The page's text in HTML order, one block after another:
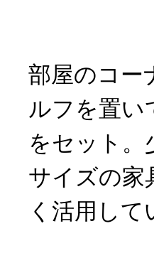
部屋のコー
ルフを置い
をセット。
サイズの家
く活用して